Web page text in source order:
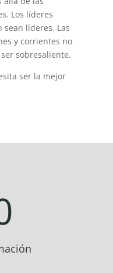
Los líderes
sean líderes. Las
y corrientes no
sobresaliente.
ser la mejor